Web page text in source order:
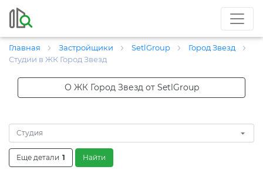
Главная Застройщики SetlGroup
Город Звезд
Студии в ЖК Город Звезд
О ЖК Город Звезд от SetlGroup
Студия
Еще детали 1 Найти